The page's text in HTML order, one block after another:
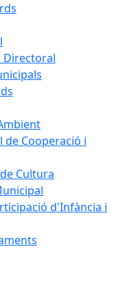
Directoral
de Cooperació i
Cultura
d'Infància i